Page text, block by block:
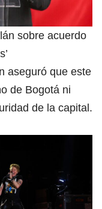
sobre acuerdo
aseguró que este
de Bogotá ni
de la capital.